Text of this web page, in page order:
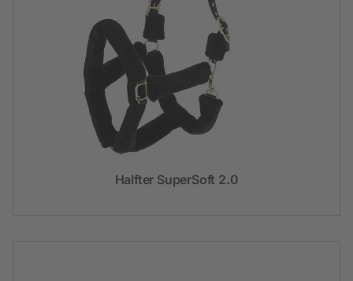
Halfter SuperSoft 2.0